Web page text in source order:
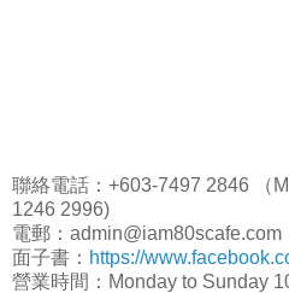
聯絡電話：+603-7497 2846 （
1246 2996)
電郵：admin@iam80scafe.com
面子書： https://
營業時間：Monday to Sunday